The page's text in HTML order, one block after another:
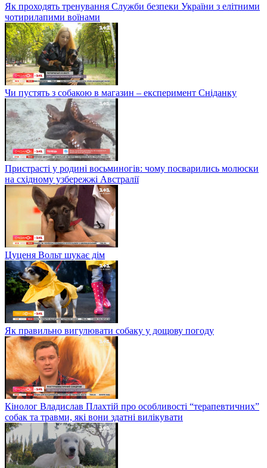
Як проходять тренування Служби безпеки України з елітними
чотирилапими воїнами
Чи пустять з собакою в магазин – експеримент Сніданку
Пристрасті у родині восьминогів: чому посварились молюски
на східному узбережжі Австралії
Цуценя Вольт шукає дім
Як правильно вигулювати собаку у дощову погоду
Кінолог Владислав Плахтій про особливості “терапевтичних”
собак та травми, які вони здатні вилікувати